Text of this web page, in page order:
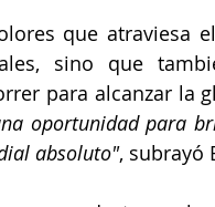
que atraviesa
sino que
para alcanzar la
oportunidad para
absoluto", subrayó